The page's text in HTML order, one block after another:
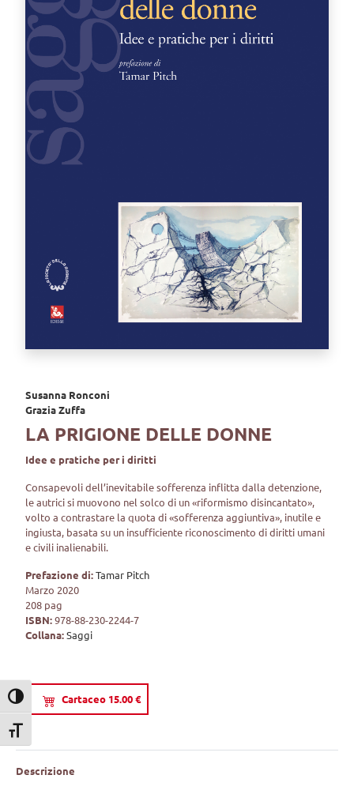
Attiva/disattiva alto contrasto
Attiva/disattiva dimensione testo
Susanna Ronconi
Grazia Zuffa
LA PRIGIONE DELLE DONNE
Idee e pratiche per i diritti
Consapevoli dell’inevitabile sofferenza inflitta dalla detenzione,
le autrici si muovono nel solco di un «riformismo disincantato»,
volto a contrastare la quota di «sofferenza aggiuntiva», inutile e
ingiusta, basata su un insufficiente riconoscimento di diritti umani
e civili inalienabili.
Prefazione di:Tamar Pitch
Marzo 2020
208 pag
ISBN:978-88-230-2244-7
Collana:Saggi
Cartaceo 15.00 €
Descrizione